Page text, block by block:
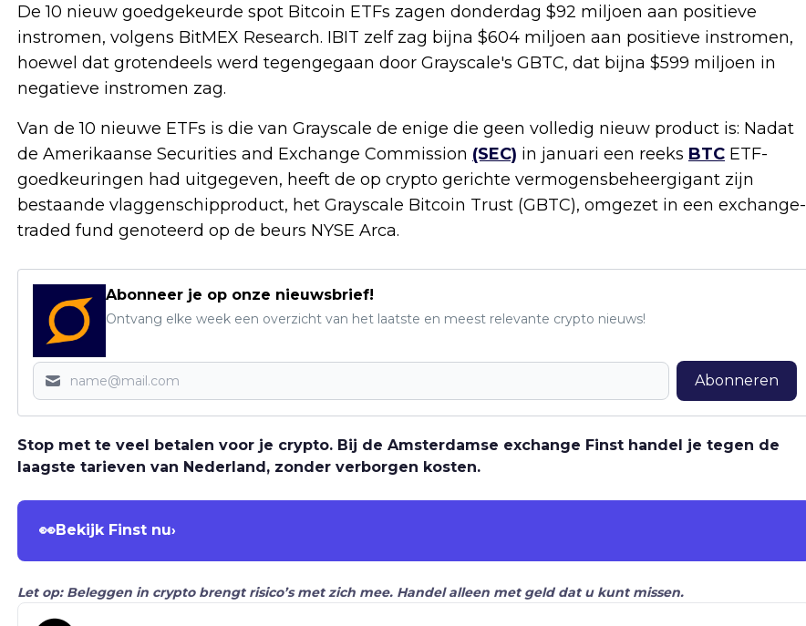
De 10 nieuw goedgekeurde spot Bitcoin ETFs zagen donderdag $92 miljoen aan positieve
instromen, volgens BitMEX Research. IBIT zelf zag bijna $604 miljoen aan positieve instromen,
hoewel dat grotendeels werd tegengegaan door Grayscale's GBTC, dat bijna $599 miljoen in
negatieve instromen zag.
Van de 10 nieuwe ETFs is die van Grayscale de enige die geen volledig nieuw product is: Nadat
de Amerikaanse Securities and Exchange Commission (SEC) in januari een reeks BTC ETF-
goedkeuringen had uitgegeven, heeft de op crypto gerichte vermogensbeheergigant zijn
bestaande vlaggenschipproduct, het Grayscale Bitcoin Trust (GBTC), omgezet in een exchange-
traded fund genoteerd op de beurs NYSE Arca.
Abonneer je op onze nieuwsbrief!
Ontvang elke week een overzicht van het laatste en meest relevante crypto nieuws!
Abonneren
Stop met te veel betalen voor je crypto. Bij de Amsterdamse exchange Finst handel je tegen de
laagste tarieven van Nederland, zonder verborgen kosten.
👀Bekijk Finst nu›
Let op: Beleggen in crypto brengt risico’s met zich mee. Handel alleen met geld dat u kunt missen.